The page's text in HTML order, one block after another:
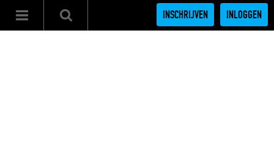
INSCHRIJVEN INLOGGEN